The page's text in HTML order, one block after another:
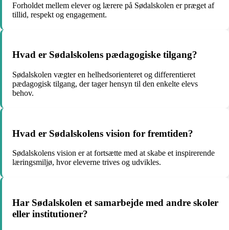
Forholdet mellem elever og lærere på Sødalskolen er præget af
tillid, respekt og engagement.
Hvad er Sødalskolens pædagogiske tilgang?
Sødalskolen vægter en helhedsorienteret og differentieret
pædagogisk tilgang, der tager hensyn til den enkelte elevs
behov.
Hvad er Sødalskolens vision for fremtiden?
Sødalskolens vision er at fortsætte med at skabe et inspirerende
læringsmiljø, hvor eleverne trives og udvikles.
Har Sødalskolen et samarbejde med andre skoler
eller institutioner?